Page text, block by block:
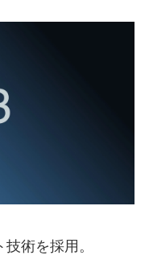
術を採用。